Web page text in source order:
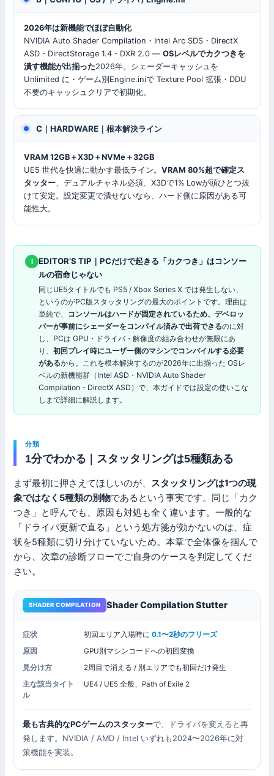
2026年は新機能でほぼ自動化
NVIDIA Auto Shader Compilation・Intel Arc SDS・DirectX
ASD・DirectStorage 1.4・DXR 2.0 —OSレベルでカクつきを
潰す機能が出揃った2026年。シェーダーキャッシュを
Unlimited に・ゲーム別Engine.iniで Texture Pool 拡張・DDU
不要のキャッシュクリアで初期化。
C｜HARDWARE｜根本解決ライン
VRAM 12GB＋X3D＋NVMe＋32GB
UE5 世代を快適に動かす最低ライン。VRAM 80%超で確定ス
タッター、デュアルチャネル必須、X3Dで1% Lowが頭ひとつ抜
けて安定。設定変更で潰せないなら、ハード側に原因がある可
能性大。
i
EDITOR’S TIP｜PCだけで起きる「カクつき」はコンソー
ルの宿命じゃない
同じUE5タイトルでも PS5 / Xbox Series X では発生しない、
というのがPC版スタッタリングの最大のポイントです。理由は
単純で、 コンソールはハードが固定されているため、デベロッ
パーが事前にシェーダーをコンパイル済みで出荷できるのに対
し、PCは GPU・ドライバ・解像度の組み合わせが無限にあ
り、初回プレイ時にユーザー側のマシンでコンパイルする必要
があるから。これを根本解決するのが2026年に出揃った OSレ
ベルの新機能群（Intel ASD・NVIDIA Auto Shader
Compilation・DirectX ASD）で、本ガイドでは設定の使いこな
しまで詳細に解説します。
分類
1分でわかる｜スタッタリングは5種類ある
まず最初に押さえてほしいのが、 スタッタリングは1つの現
象ではなく5種類の別物であるという事実です。同じ「カク
つき」と呼んでも、原因も対処も全く違います。一般的な
「ドライバ更新で直る」という処方箋が効かないのは、症
状を5種類に切り分けていないため。本章で全体像を掴んで
から、次章の診断フローでご自身のケースを判定してくだ
さい。
SHADER COMPILATION Shader Compilation Stutter
症状 初回エリア入場時に0.1〜2秒のフリーズ
原因
GPU別マシンコードへの初回変換
見分け方
2周目で消える / 別エリアでも初回だけ発生
主な該当タイト
ル
UE4 / UE5 全般、Path of Exile 2
最も古典的なPCゲームのスタッターで、ドライバを変えると再
発します。NVIDIA / AMD / Intel いずれも2024〜2026年に対
策機能を実装。